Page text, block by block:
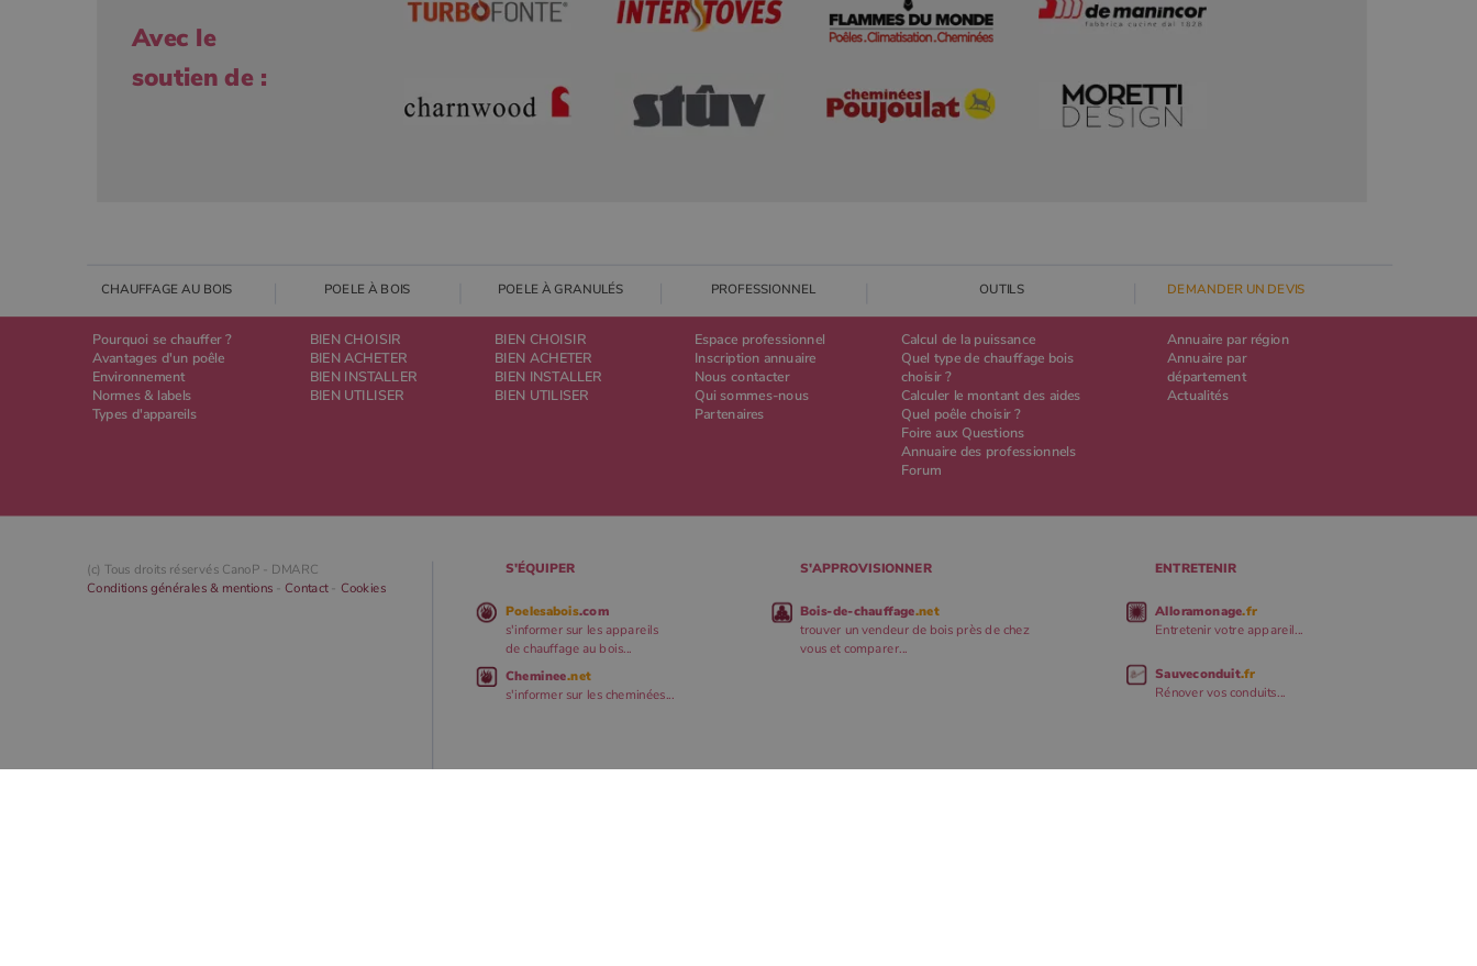
Avec le
soutien de :
CHAUFFAGE AU BOIS POELE À BOIS
Pourquoi se chauffer ?
Avantages d'un poêle
Environnement
Normes & labels
Types d'appareils
BIEN CHOISIR
BIEN ACHETER
BIEN INSTALLER
BIEN UTILISER
POELE À GRANULÉS PROFESSIONNEL
BIEN CHOISIR
BIEN ACHETER
BIEN INSTALLER
BIEN UTILISER
Espace professionnel
Inscription annuaire
Nous contacter
Qui sommes-nous
Partenaires
OUTILS DEMANDER UN DEVIS
Calcul de la puissance
Quel type de chauffage bois
choisir ?
Calculer le montant des aides
Quel poêle choisir ?
Foire aux Questions
Annuaire des professionnels
Forum
Annuaire par région
Annuaire par
département
Actualités
(c) Tous droits réservés CanoP - DMARC
Conditions générales & mentions -Contact- Cookies
S'ÉQUIPER
Poelesabois.com
s'informer sur les appareils
de chauffage au bois...
Cheminee.net
s'informer sur les cheminées...
S'APPROVISIONNER
Bois-de-chauffage.net
trouver un vendeur de bois près de chez
vous et comparer...
ENTRETENIR
Alloramonage.fr
Entretenir votre appareil...
Sauveconduit.fr
Rénover vos conduits...